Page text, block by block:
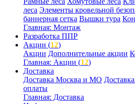
леса Элементы кровельной
баннерная сетка Вышки тура
Главная: Монтаж
Разработка ППР
Акции (12)
Акции Дополнительные акции
Главная: Акции (12)
Доставка
Доставка Москва и МО
оплаты
Главная: Доставка